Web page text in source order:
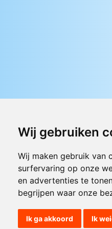
Wij gebruiken
Wij maken gebruik van
surfervaring op onze
en advertenties te
begrijpen waar onze
Ik ga akkoord Ik
► Livestream informatie
► Muziek opzoeken
► Vlaamse 100 Aller tijden
► De 50 beste van...
► Adverteren op Jouwradio
► Cookie voorkeuren wijzigen